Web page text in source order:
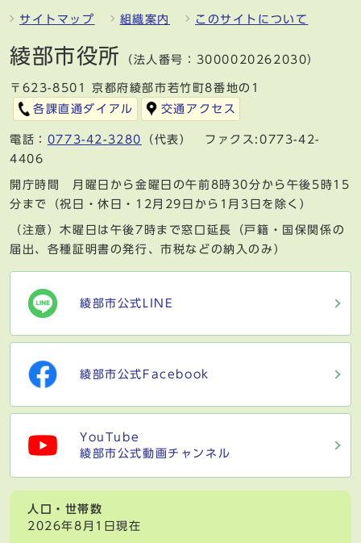
サイトマップ 組織案内 このサイトについて
綾部市役所 （法人番号：3000020262030）
〒623-8501 京都府綾部市若竹町8番地の1
各課直通ダイアル
交通アクセス
電話： 0773-42-3280
（代表） ファクス:0773-42-
4406
開庁時間 月曜日から金曜日の午前8時30分から午後5時15
分まで（祝日・休日・12月29日から1月3日を除く）
（注意）木曜日は午後7時まで窓口延長（戸籍・国保関係の
届出、各種証明書の発行、市税などの納入のみ）
綾部市公式LINE
綾部市公式Facebook
YouTube
綾部市公式動画チャンネル
人口・世帯数
2026年8月1日現在